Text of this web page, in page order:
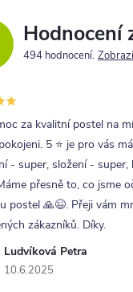
Hodnocení
494 hodnocení
Ludvíková Petra
10.6.2025
za kvalitní postel na
5 ⭐ je pro vás
- super, složení - super,
přesně to, co jsme
postel 🙏😉. Přeji vám
zákazníků. Díky.